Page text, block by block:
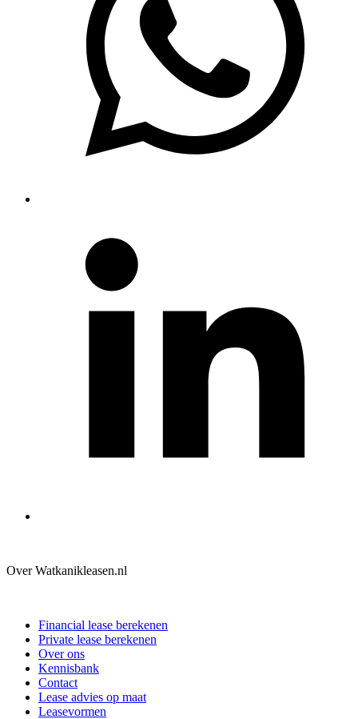
Over Watkanikleasen.nl
Financial lease berekenen
Private lease berekenen
Over ons
Kennisbank
Contact
Lease advies op maat
Leasevormen